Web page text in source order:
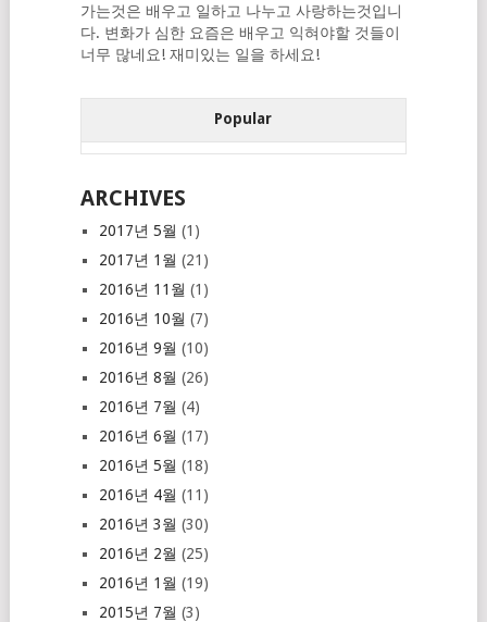
가는것은 배우고 일하고 나누고 사랑하는것입니
다. 변화가 심한 요즘은 배우고 익혀야할 것들이
너무 많네요! 재미있는 일을 하세요!
Popular
ARCHIVES
2017년 5월 (1)
2017년 1월 (21)
2016년 11월 (1)
2016년 10월 (7)
2016년 9월 (10)
2016년 8월 (26)
2016년 7월 (4)
2016년 6월 (17)
2016년 5월 (18)
2016년 4월 (11)
2016년 3월 (30)
2016년 2월 (25)
2016년 1월 (19)
2015년 7월 (3)